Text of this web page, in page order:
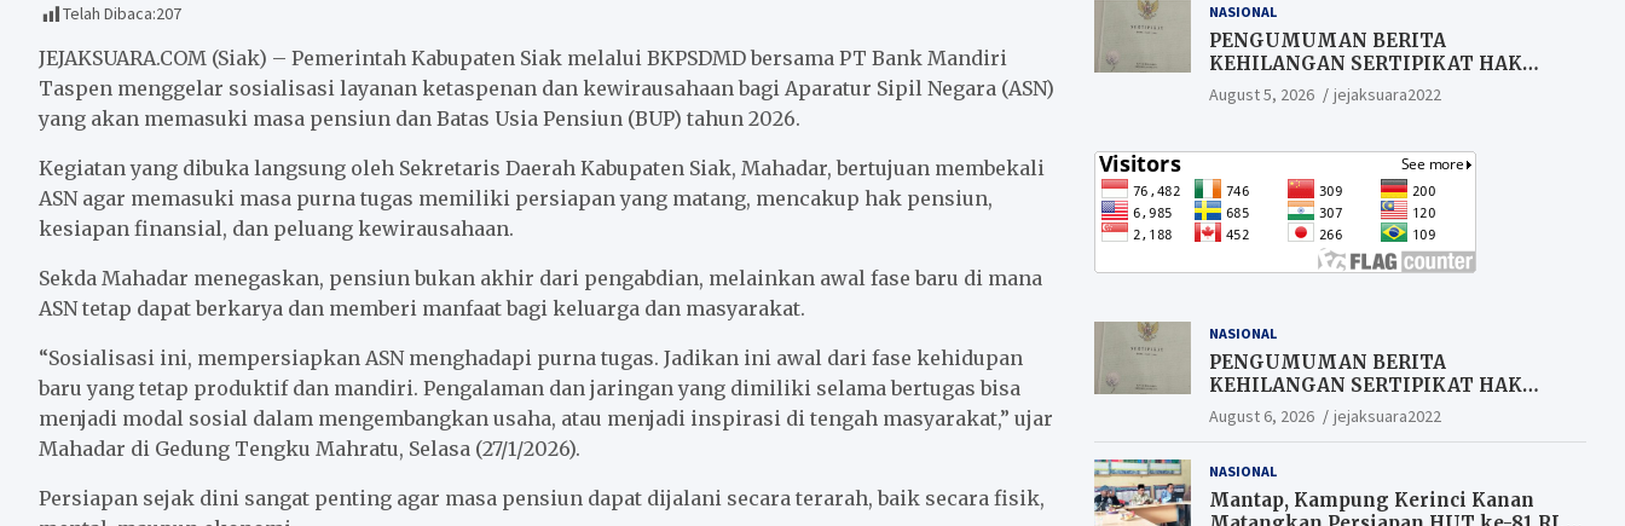
c
e
b
o
k
i
t
t
e
a
i
l
t
s
A
p
e
r
e
Telah Dibaca:207
JEJAKSUARA.COM (Siak) – Pemerintah Kabupaten Siak melalui BKPSDMD bersama PT Bank Mandiri
Taspen menggelar sosialisasi layanan ketaspenan dan kewirausahaan bagi Aparatur Sipil Negara (ASN)
yang akan memasuki masa pensiun dan Batas Usia Pensiun (BUP) tahun 2026.
Kegiatan yang dibuka langsung oleh Sekretaris Daerah Kabupaten Siak, Mahadar, bertujuan membekali
ASN agar memasuki masa purna tugas memiliki persiapan yang matang, mencakup hak pensiun,
kesiapan finansial, dan peluang kewirausahaan.
Sekda Mahadar menegaskan, pensiun bukan akhir dari pengabdian, melainkan awal fase baru di mana
ASN tetap dapat berkarya dan memberi manfaat bagi keluarga dan masyarakat.
“Sosialisasi ini, mempersiapkan ASN menghadapi purna tugas. Jadikan ini awal dari fase kehidupan
baru yang tetap produktif dan mandiri. Pengalaman dan jaringan yang dimiliki selama bertugas bisa
menjadi modal sosial dalam mengembangkan usaha, atau menjadi inspirasi di tengah masyarakat,” ujar
Mahadar di Gedung Tengku Mahratu, Selasa (27/1/2026).
Persiapan sejak dini sangat penting agar masa pensiun dapat dijalani secara terarah, baik secara fisik,
NASIONAL
PENGUMUMAN BERITA
KEHILANGAN SERTIPIKAT HAK
MILIK (SHM).
August 5, 2026 jejaksuara2022
NASIONAL
PENGUMUMAN BERITA
KEHILANGAN SERTIPIKAT HAK
MILIK (SHM).
August 6, 2026 jejaksuara2022
NASIONAL
Mantap, Kampung Kerinci Kanan